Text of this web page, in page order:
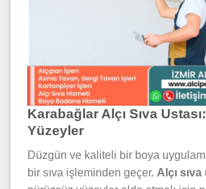
Karabağlar Alçı Sıva
Yüzeyler
Düzgün ve kaliteli bir boya
bir sıva işleminden geçer. Alçı sıva